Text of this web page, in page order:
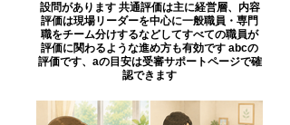
設問があります 共通評価は主に経営層、内容
評価は現場リーダーを中心に一般職員・専門
職をチーム分けするなどしてすべての職員が
評価に関わるような進め方も有効です abcの
評価です、aの目安は受審サポートページで確
認できます